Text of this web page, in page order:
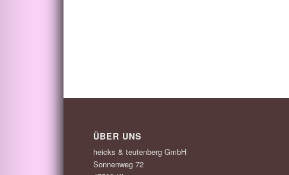
ÜBER UNS
heicks & teutenberg GmbH
Sonnenweg 72